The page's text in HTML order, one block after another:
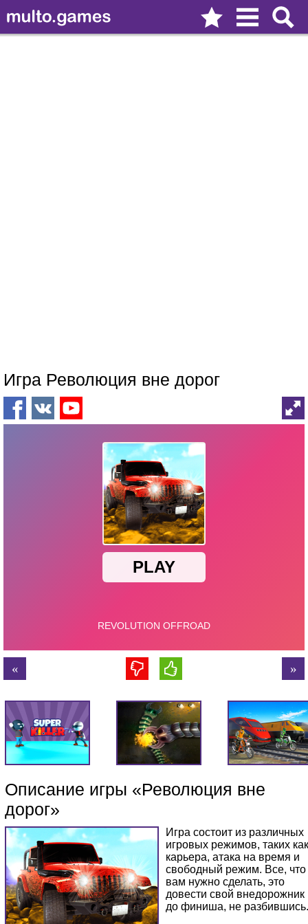
Игра Революция вне дорог
Описание игры «Революция вне
дорог»
Игра состоит из различных
игровых режимов, таких как
карьера, атака на время и
свободный режим. Все, что
вам нужно сделать, это
довести свой внедорожник
до финиша, не разбившись.